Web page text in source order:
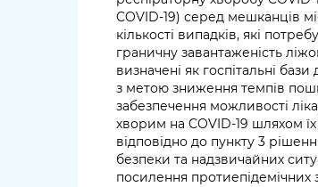
COVID-19) серед мешканців
кількості випадків, які
граничну завантаженість
визначені як госпітальні
з метою зниження темпів
забезпечення можливості
хворим на COVID-19 шляхом їх
відповідно до пункту 3
безпеки та надзвичайних
посилення протиепідемічних